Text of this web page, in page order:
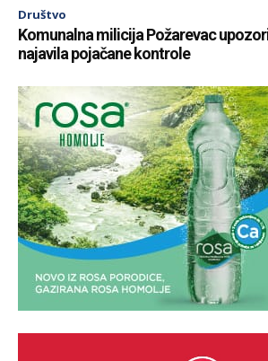
Društvo
Komunalna milicija Požarevac
najavila pojačane kontrole